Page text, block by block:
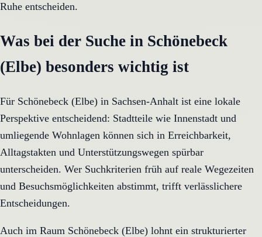
Ruhe entscheiden.
Was bei der Suche in Schönebeck
(Elbe) besonders wichtig ist
Für Schönebeck (Elbe) in Sachsen-Anhalt ist eine lokale
Perspektive entscheidend: Stadtteile wie Innenstadt und
umliegende Wohnlagen können sich in Erreichbarkeit,
Alltagstakten und Unterstützungswegen spürbar
unterscheiden. Wer Suchkriterien früh auf reale Wegezeiten
und Besuchsmöglichkeiten abstimmt, trifft verlässlichere
Entscheidungen.
Auch im Raum Schönebeck (Elbe) lohnt ein strukturierter